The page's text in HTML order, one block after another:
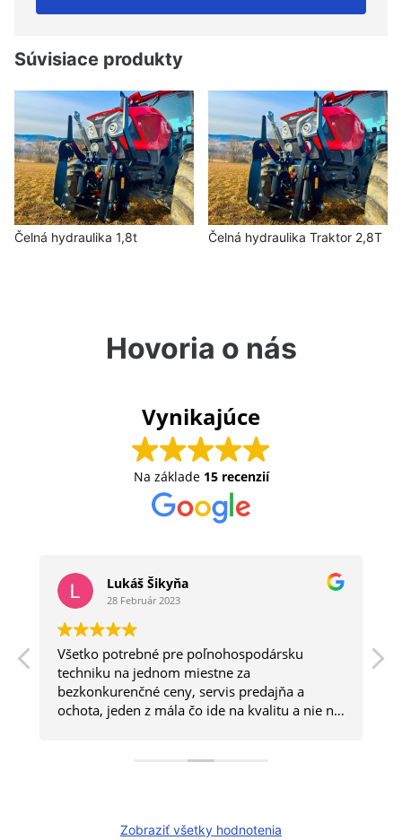
Súvisiace produkty
Čelná hydraulika 1,8t Čelná hydraulika Traktor 2,8T
Hovoria o nás
Vynikajúce
Na základe 15 recenzií
Lukáš Šikyňa
28 Február 2023
Všetko potrebné pre poľnohospodársku
techniku na jednom miestne za
bezkonkurenčné ceny, servis predajňa a
ochota, jeden z mála čo ide na kvalitu a nie na
Zobraziť všetky hodnotenia